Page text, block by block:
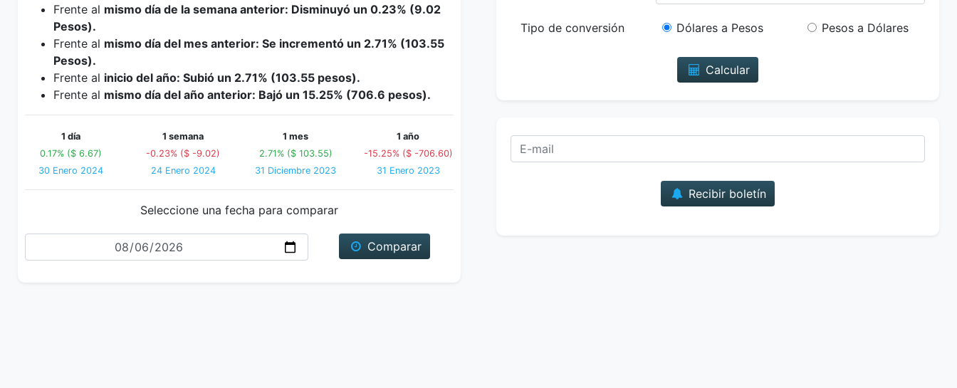
Frente al mismo día de la semana anterior: Disminuyó un 0.23% (9.02
Pesos).
Frente al mismo día del mes anterior: Se incrementó un 2.71% (103.55
Pesos).
Frente al inicio del año: Subió un 2.71% (103.55 pesos).
Frente al mismo día del año anterior: Bajó un 15.25% (706.6 pesos).
1 día
0.17% ($ 6.67)
30 Enero 2024
1 semana
-0.23% ($ -9.02)
24 Enero 2024
1 mes
2.71% ($ 103.55)
31 Diciembre 2023
1 año
-15.25% ($ -706.60)
31 Enero 2023
Seleccione una fecha para comparar
Fecha
Comparar
Tipo de conversión Dólares a Pesos Pesos a Dólares
Calcular
Recibir boletín